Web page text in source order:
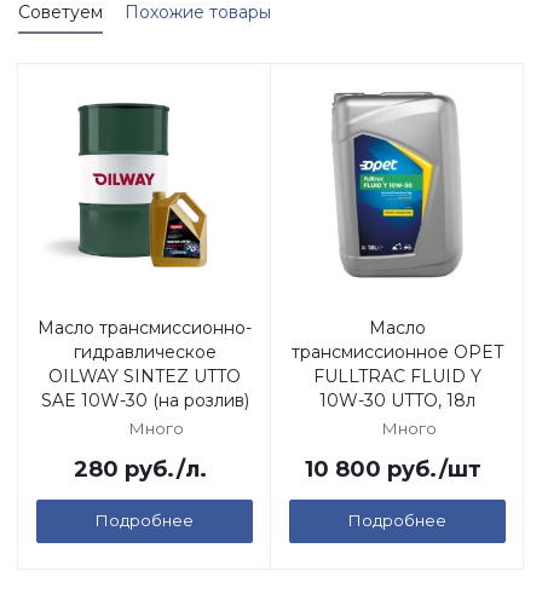
Советуем Похожие товары
Масло трансмиссионно-
гидравлическое
OILWAY SINTEZ UTTO
SAE 10W-30 (на розлив)
Много
280 руб./л.
Подробнее
Масло
трансмиссионное OPET
FULLTRAC FLUID Y
10W-30 UTTO, 18л
Много
10 800 руб./шт
Подробнее